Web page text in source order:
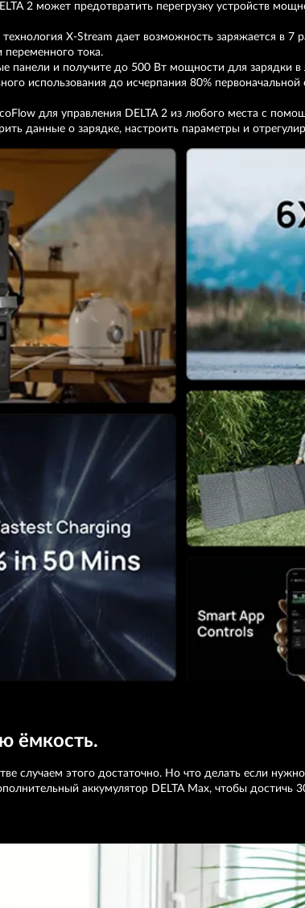
2 может предотвратить перегрузку устройств
X-Stream дает возможность заряжается в 7
тока.
панели и получите до 500 Вт мощности для зарядки в
использования до исчерпания 80%
для управления DELTA 2 из любого места с
данные о зарядке, настроить параметры и
ёмкость.
случаем этого достаточно. Но что делать если
аккумулятор DELTA Max, чтобы достичь